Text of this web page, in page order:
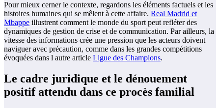
Pour mieux cerner le contexte, regardons les éléments factuels et les
histoires humaines qui se mêlent à cette affaire. Real Madrid et
Mbappe illustrent comment le monde du sport peut refléter des
dynamiques de gestion de crise et de communication. Par ailleurs, la
vitesse des informations crée une pression que les acteurs doivent
naviguer avec précaution, comme dans les grandes compétitions
évoquées dans l autre article Ligue des Champions.
Le cadre juridique et le dénouement
positif attendu dans ce procès familial